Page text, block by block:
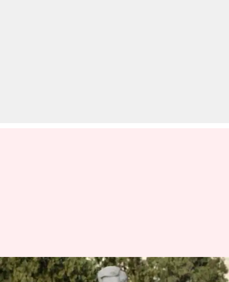
कौन हैं भारत के डॉ कोटनिस जिन्हें